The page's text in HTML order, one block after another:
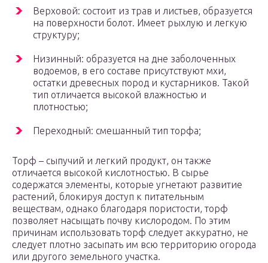
Верховой: состоит из трав и листьев, образуется
на поверхности болот. Имеет рыхлую и легкую
структуру;
Низинный: образуется на дне заболоченных
водоемов, в его составе присутствуют мхи,
остатки древесных пород и кустарников. Такой
тип отличается высокой влажностью и
плотностью;
Переходный: смешанный тип торфа;
Торф – сыпучий и легкий продукт, он также
отличается высокой кислотностью. В сырье
содержатся элементы, которые угнетают развитие
растений, блокируя доступ к питательным
веществам, однако благодаря пористости, торф
позволяет насыщать почву кислородом. По этим
причинам использовать торф следует аккуратно, не
следует плотно засыпать им всю территорию огорода
или другого земельного участка.